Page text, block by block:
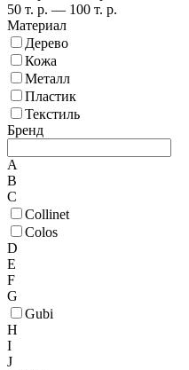
50 т. р. — 100 т. р.
Материал
Дерево
Кожа
Металл
Пластик
Текстиль
Бренд
A
B
C
Collinet
Colos
D
E
F
G
Gubi
H
I
J